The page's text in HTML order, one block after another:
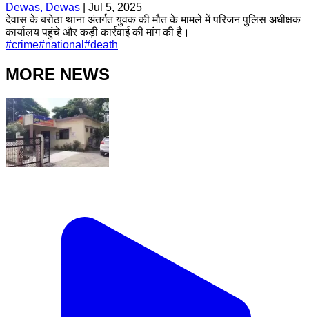
Dewas, Dewas
Jul 5, 2025
देवास के बरोठा थाना अंतर्गत युवक की मौत के मामले में परिजन पुलिस अधीक्षक
कार्यालय पहुंचे और कड़ी कार्रवाई की मांग की है।
#crime#national #death
MORE NEWS